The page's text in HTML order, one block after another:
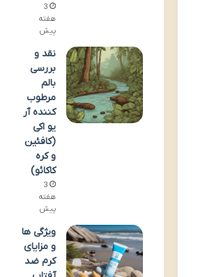
3
هفته
پیش
نقد و
بررسی
بالم
مرطوب
کننده آر
یو اکی
(کافئین
و کره
کاکائو)
3
هفته
پیش
ویژگی ها
و مزایای
کرم ضد